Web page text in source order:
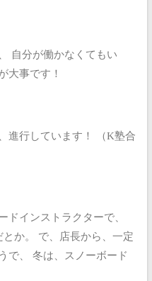
自分が働かなくてもい
大事です！
進行しています！
（K塾合
ドインストラクターで、
か。
で、店長から、一定
で、
冬は、スノーボード